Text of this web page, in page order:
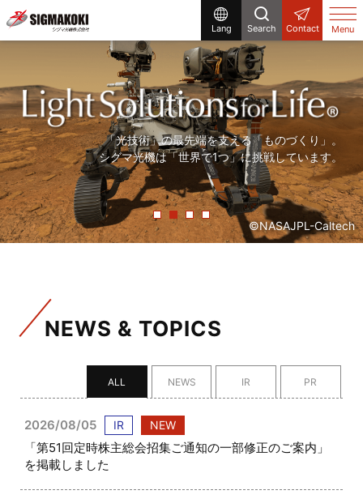
Lang Search Contact Menu
まだ世の中にないものを「光」で創る。
シグマ光機は「光」で社会に貢献しています。
「光技術」の最先端を支える「ものづくり」。
シグマ光機は「世界で1つ」に挑戦しています。
©NASAJPL-Caltech
研究開発から生産設備まで、
シグマ光機は「光」で解決する企業です。
「精度の高い製品を、より早く」。
常に「挑戦」をしていく、それが私たちシグマ光機です。
NEWS & TOPICS
ALL NEWS IR PR
2026/08/05 IR NEW
「第51回定時株主総会招集ご通知の一部修正のご案内」
を掲載しました